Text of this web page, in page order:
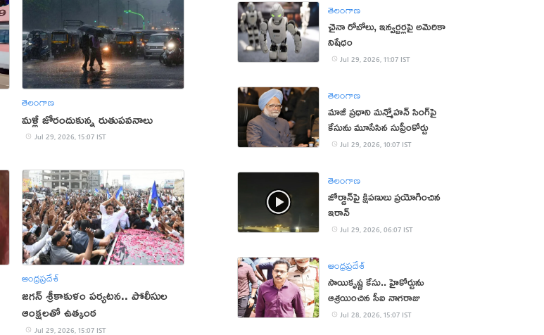
తెలంగాణ
మళ్లీ జోరందుకున్న రుతుపవనాలు
Jul 29, 2026, 15:07 IST
ఆంధ్రప్రదేశ్
జగన్ శ్రీకాకుళం పర్యటన.. పోలీసుల
ఆంక్షలతో ఉత్కంఠ
Jul 29, 2026, 15:07 IST
తెలంగాణ
చైనా రోబోలు, ఇన్వర్టర్లపై అమెరికా
నిషేధం
Jul 29, 2026, 11:07 IST
తెలంగాణ
మాజీ ప్రధాని మన్మోహన్ సింగ్‌పై
కేసును మూసేసిన సుప్రీంకోర్టు
Jul 29, 2026, 10:07 IST
తెలంగాణ
జోర్డాన్‌పై క్షిపణులు ప్రయోగించిన
ఇరాన్‌
Jul 29, 2026, 06:07 IST
ఆంధ్రప్రదేశ్
సాయికృష్ణ కేసు.. హైకోర్టును
ఆశ్రయించిన సీఐ నాగరాజు
Jul 28, 2026, 15:07 IST